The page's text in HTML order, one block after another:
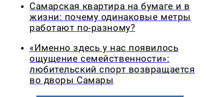
Самарская квартира на бумаге и в
жизни: почему одинаковые метры
работают по-разному?
«Именно здесь у нас появилось
ощущение семейственности»:
любительский спорт возвращается
во дворы Самары